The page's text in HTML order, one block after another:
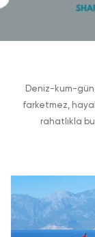
Deniz-kum-
farketmez,
rahatlıkla
Antalya ve
büyüleyici su
dokusuna ve